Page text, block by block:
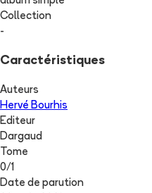
Collection
-
Caractéristiques
Auteurs
Hervé Bourhis
Editeur
Dargaud
Tome
0/1
Date de parution